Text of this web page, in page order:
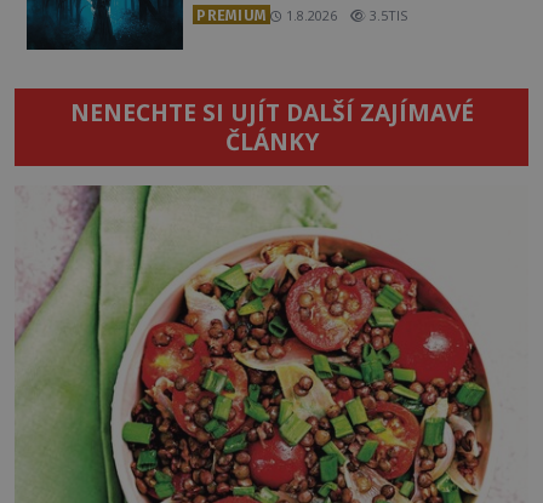
PREMIUM 1.8.2026 3.5TIS
NENECHTE SI UJÍT DALŠÍ ZAJÍMAVÉ
ČLÁNKY